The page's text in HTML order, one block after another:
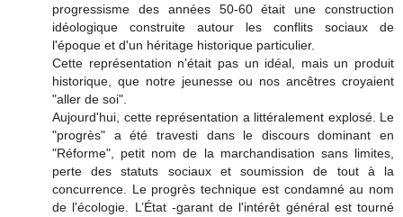
progressisme des années 50-60 était une construction
idéologique construite autour les conflits sociaux de
l'époque et d'un héritage historique particulier.
Cette représentation n’était pas un idéal, mais un produit
historique, que notre jeunesse ou nos ancêtres croyaient
"aller de soi".
Aujourd'hui, cette représentation a littéralement explosé. Le
"progrès" a été travesti dans le discours dominant en
"Réforme", petit nom de la marchandisation sans limites,
perte des statuts sociaux et soumission de tout à la
concurrence. Le progrès technique est condamné au nom
de l'écologie. L’État -garant de l'intérêt général est tourné